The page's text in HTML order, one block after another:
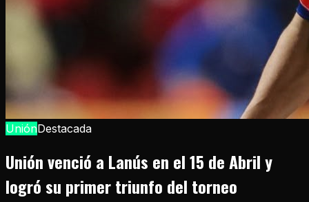
UniónDestacada
Unión venció a Lanús en el 15 de Abril y
logró su primer triunfo del torneo